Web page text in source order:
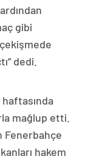
gibi
dedi.
mağlup etti.
Fenerbahçe
hakem